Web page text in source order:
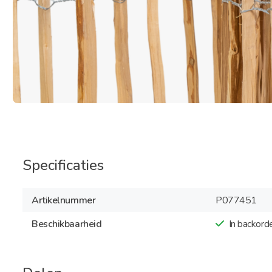
Specificaties
Artikelnummer
P077451
Beschikbaarheid
In